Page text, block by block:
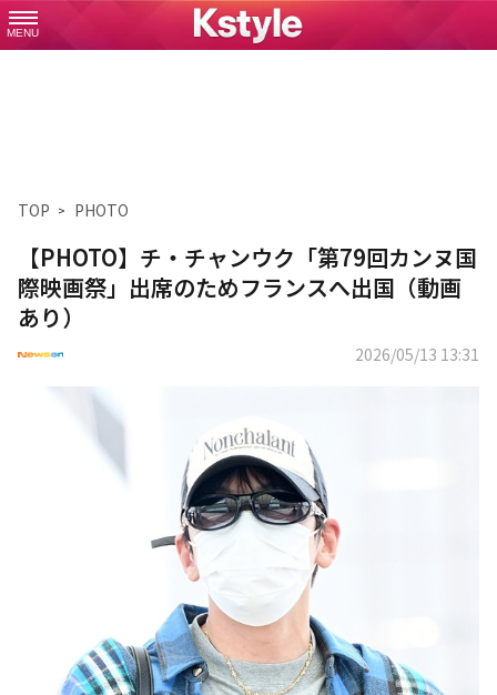
MENU
TOP PHOTO
【PHOTO】チ・チャンウク「第79回カンヌ国
際映画祭」出席のためフランスへ出国（動画
あり）
2026/05/13 13:31